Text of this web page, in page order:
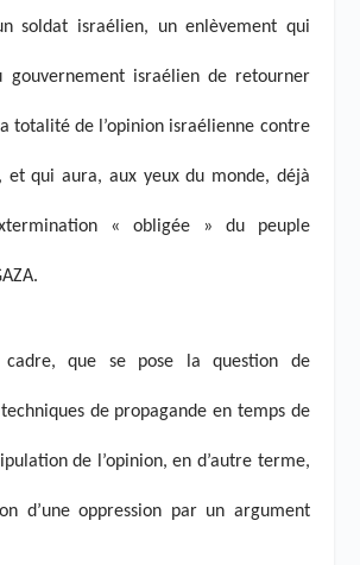
soldat israélien, un enlèvement qui
gouvernement israélien de retourner
totalité de l’opinion israélienne contre
et qui aura, aux yeux du monde, déjà
« obligée » du peuple
cadre, que se pose la question de
de propagande en temps de
de l’opinion, en d’autre terme,
d’une oppression par un argument